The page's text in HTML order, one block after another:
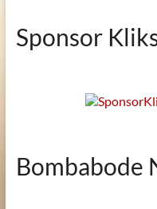
Sponsor
Bombabode